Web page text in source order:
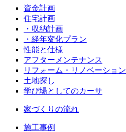
資金計画
住宅計画
・収納計画
・経年変化プラン
性能と仕様
アフターメンテナンス
リフォーム・リノベーション
土地探し
学び場としてのカーサ
家づくりの流れ
施工事例